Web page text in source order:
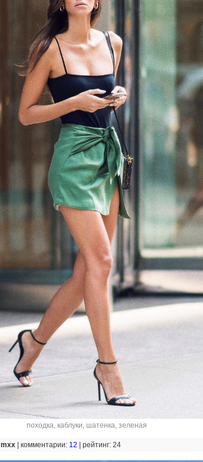
походка, каблуки, шатенка, зеленая
mxx комментарии: 12 рейтинг: 24